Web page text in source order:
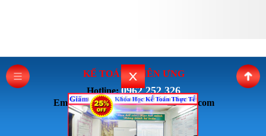
KẾ TOÁN THIÊN ƯNG
Hotline:0962 252 326
Email: ketoanthienung6868@gmail.com